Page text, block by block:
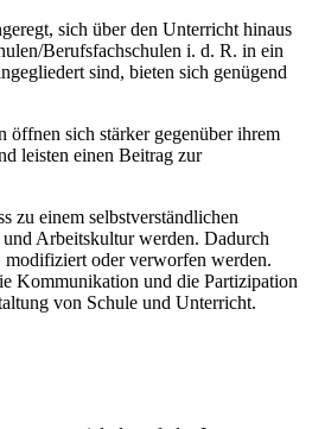
sich über den Unterricht hinaus
Berufsfachschulen i. d. R. in ein
sind, bieten sich genügend
öffnen sich stärker gegenüber ihrem
leisten einen Beitrag zur
zu einem selbstverständlichen
Arbeitskultur werden. Dadurch
modifiziert oder verworfen werden.
Kommunikation und die Partizipation
von Schule und Unterricht.